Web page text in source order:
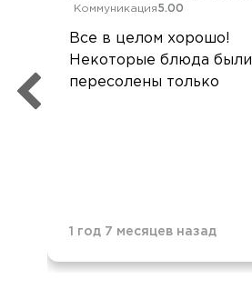
Коммуникация5.00
Все в целом хорошо!
Некоторые блюда были
пересолены только
1 год 7 месяцев назад